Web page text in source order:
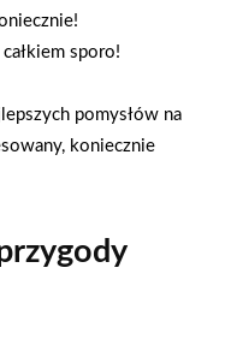
sporo!
pomysłów na
koniecznie